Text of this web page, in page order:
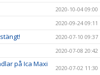
2020-10-04 09:00
2020-09-24 09:11
2020-07-10 09:37
2020-07-08 20:42
på Ica Maxi
2020-07-02 11:30